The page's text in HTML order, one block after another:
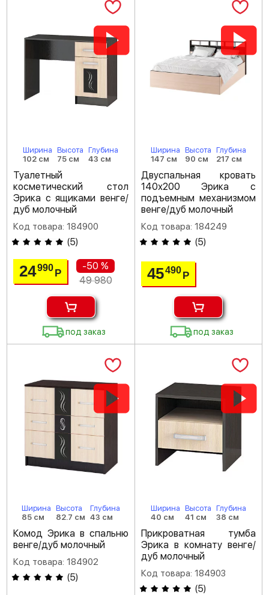
Ширина
102 см
Высота
75 см
Глубина
43 см
Туалетный
косметический стол
Эрика с ящиками венге/
дуб молочный
Код товара: 184900
(5)
24990Р
-50 %
49 980
под заказ
Ширина
147 см
Высота
90 см
Глубина
217 см
Двуспальная кровать
140х200 Эрика с
подъемным механизмом
венге/дуб молочный
Код товара: 184249
(5)
45490 Р
под заказ
Ширина
85 см
Высота
82.7 см
Глубина
43 см
Комод Эрика в спальню
венге/дуб молочный
Код товара: 184902
(5)
Ширина
40 см
Высота
41 см
Глубина
38 см
Прикроватная тумба
Эрика в комнату венге/
дуб молочный
Код товара: 184903
(5)